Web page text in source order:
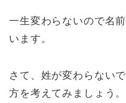
一生変わらないので名
います。
さて、姓が変わらない
方を考えてみましょう。